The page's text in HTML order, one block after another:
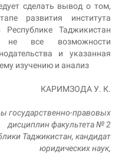
сделать вывод о том,
развития института
Таджикистан
не все возможности
и указанная
изучению и анализ
КАРИМЗОДА У. К.
государственно-правовых
дисциплин факультета № 2
Таджикистан, кандидат
юридических наук,